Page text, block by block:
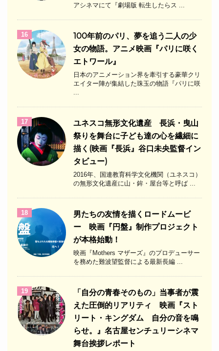
アシネマにて『劇場版 転生したらス ...
16
100年前のパリ、夢を追う二人の少
女の物語。アニメ映画『パリに咲く
エトワール』
日本のアニメーション界を牽引する豪華クリ
エイター陣が集結した珠玉の物語『パリに咲
17
ユネスコ無形文化遺産 長浜・曳山
祭りを舞台に子ども達の心を繊細に
描く(映画『長浜』谷口未央監督イン
タビュー)
2016年、国連教育科学文化機関（ユネスコ）
の無形文化遺産に山・鉾・屋台等と呼ば ...
18
男たちの友情を描くロードムービ
ー 映画『円盤』制作プロジェクト
が本格始動！
映画『Mothers マザーズ』のプロデューサー
を務めた難波望監督による最新長編 ...
19
「自分の青春そのもの」当事者が震
えた圧倒的リアリティ 映画『スト
リート・キングダム 自分の音を鳴
らせ。』名古屋センチュリーシネマ
舞台挨拶レポート